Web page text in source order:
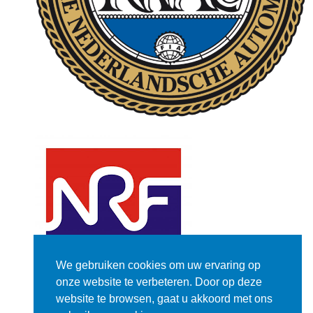
We gebruiken cookies om uw ervaring op
onze website te verbeteren. Door op deze
website te browsen, gaat u akkoord met ons